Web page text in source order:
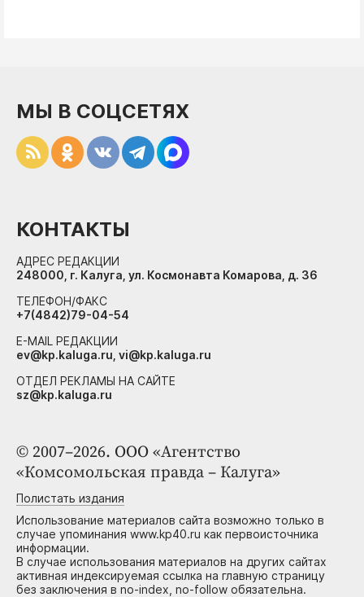
© 2007–2026. ООО «Агентство
«Комсомольская правда – Калуга»
Полистать издания
Использование материалов сайта возможно только в
случае упоминания www.kp40.ru как первоисточника
информации.
В случае использования материалов на других сайтах
активная индексируемая ссылка на главную страницу
без заключения в no-index, no-follow обязательна.
МЫ В СОЦСЕТЯХ
КОНТАКТЫ
АДРЕС РЕДАКЦИИ
248000, г. Калуга, ул. Космонавта Комарова, д. 36
ТЕЛЕФОН/ФАКС
+7(4842)79-04-54
E-MAIL РЕДАКЦИИ
ev@kp.kaluga.ru, vi@kp.kaluga.ru
ОТДЕЛ РЕКЛАМЫ НА САЙТЕ
sz@kp.kaluga.ru